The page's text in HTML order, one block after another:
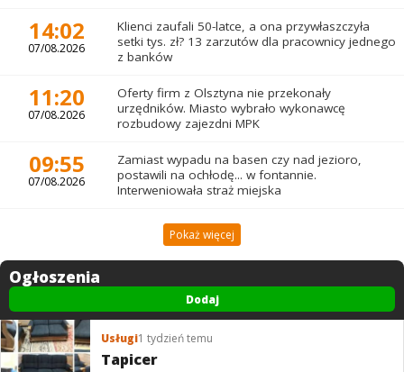
14:02
07/08.2026
Klienci zaufali 50-latce, a ona przywłaszczyła
setki tys. zł? 13 zarzutów dla pracownicy jednego
z banków
11:20
07/08.2026
Oferty firm z Olsztyna nie przekonały
urzędników. Miasto wybrało wykonawcę
rozbudowy zajezdni MPK
09:55
07/08.2026
Zamiast wypadu na basen czy nad jezioro,
postawili na ochłodę... w fontannie.
Interweniowała straż miejska
Pokaż więcej
Ogłoszenia
Dodaj
Usługi1 tydzień temu
Tapicer